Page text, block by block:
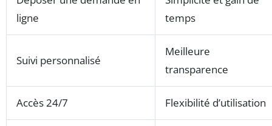
ligne
temps
Suivi personnalisé
Meilleure
transparence
Accès 24/7 Flexibilité d’utilisation